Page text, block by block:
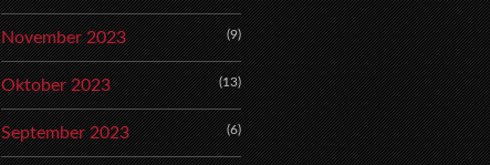
November 2023 (9)
Oktober 2023 (13)
September 2023 (6)